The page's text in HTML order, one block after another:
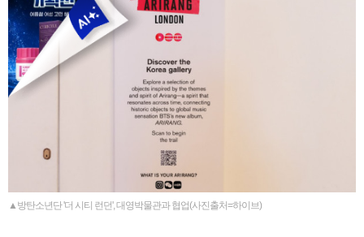
▲방탄소년단 '더 시티 런던', 대영박물관과 협업(사진출처=하이브)